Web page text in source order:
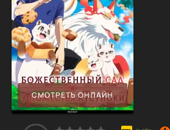
СМОТРЕТЬ ОНЛАЙН